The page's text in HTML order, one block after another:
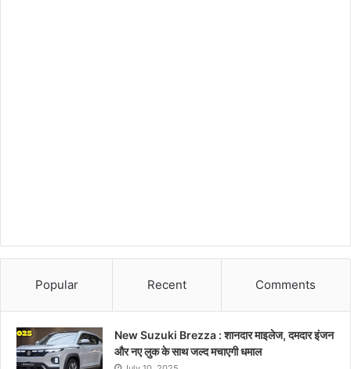
Popular Recent Comments
New Suzuki Brezza : शानदार माइलेज, दमदार इंजन
और नए लुक के साथ जल्द मचाएगी धमाल